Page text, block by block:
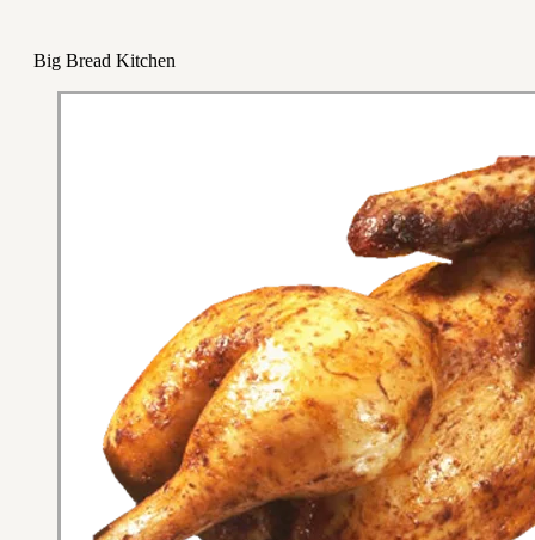
Big Bread Kitchen